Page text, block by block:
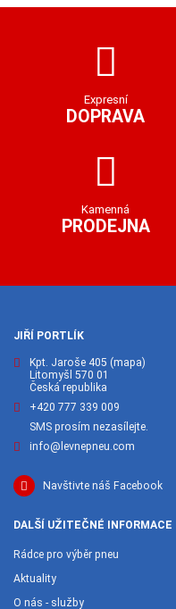
Expresní
DOPRAVA
Kamenná
PRODEJNA
JIŘÍ PORTLÍK
Kpt. Jaroše 405 (mapa)
Litomyšl 570 01
Česká republika
+420 777 339 009
SMS prosím nezasílejte.
info@levnepneu.com
Navštivte náš Facebook
DALŠÍ UŽITEČNÉ INFORMACE
Rádce pro výběr pneu
Aktuality
O nás - služby